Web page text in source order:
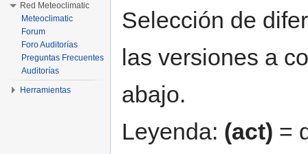
Selección de
las versiones a
abajo.
Leyenda: (act) =
Red Meteoclimatic
Meteoclimatic
Forum
Foro Auditorías
Preguntas Frecuentes
Auditorías
Herramientas